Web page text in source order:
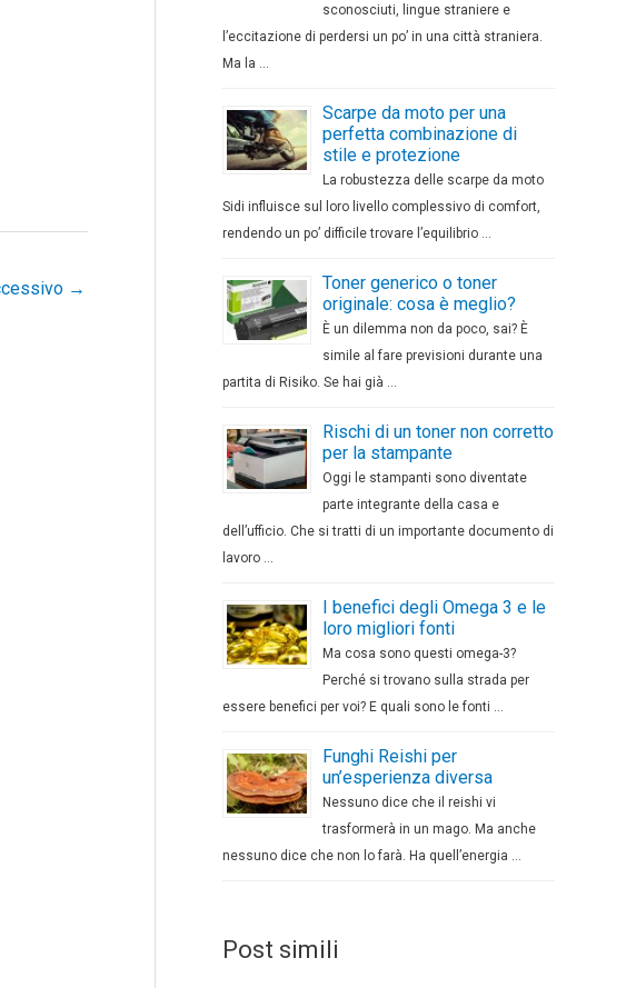
→
sconosciuti, lingue straniere e
l’eccitazione di perdersi un po’ in una città straniera.
Ma la …
Scarpe da moto per una
perfetta combinazione di
stile e protezione
La robustezza delle scarpe da moto
Sidi influisce sul loro livello complessivo di comfort,
rendendo un po’ difficile trovare l’equilibrio …
Toner generico o toner
originale: cosa è meglio?
È un dilemma non da poco, sai? È
simile al fare previsioni durante una
partita di Risiko. Se hai già …
Rischi di un toner non corretto
per la stampante
Oggi le stampanti sono diventate
parte integrante della casa e
dell’ufficio. Che si tratti di un importante documento di
lavoro …
I benefici degli Omega 3 e le
loro migliori fonti
Ma cosa sono questi omega-3?
Perché si trovano sulla strada per
essere benefici per voi? E quali sono le fonti …
Funghi Reishi per
un’esperienza diversa
Nessuno dice che il reishi vi
trasformerà in un mago. Ma anche
nessuno dice che non lo farà. Ha quell’energia …
Post simili